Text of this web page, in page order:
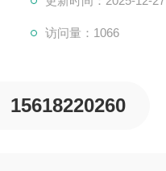
访问量：1066
15618220260